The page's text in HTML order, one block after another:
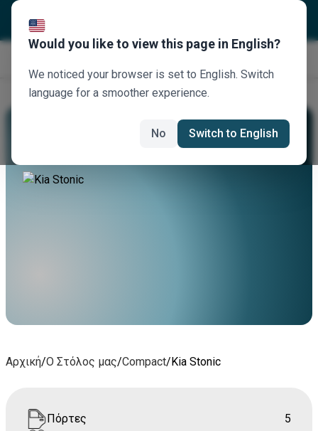
Νοικιάστε Ένα Kia Stonic
Αρχική/Ο Στόλος μας/Compact/Kia Stonic
Πόρτες
5
Would you like to view this page in English?
We noticed your browser is set to English. Switch
language for a smoother experience.
No Switch to English